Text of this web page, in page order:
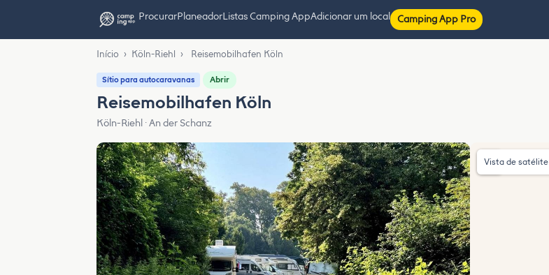
ProcurarPlaneadorListas Camping AppAdicionar um local Camping App Pro
Início › Köln-Riehl › Reisemobilhafen Köln
Sítio para autocaravanas Abrir
Reisemobilhafen Köln
Köln-Riehl · An der Schanz
Vista de satélite